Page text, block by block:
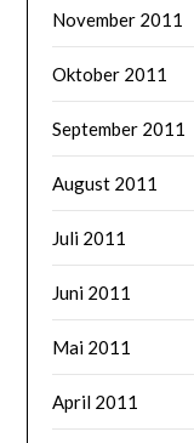
November 2011
Oktober 2011
September 2011
August 2011
Juli 2011
Juni 2011
Mai 2011
April 2011